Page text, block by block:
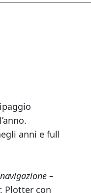
anni e full
–
Plotter con